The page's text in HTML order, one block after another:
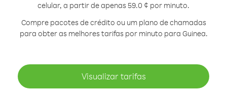
celular, a partir de apenas 59.0 ¢ por minuto.
Compre pacotes de crédito ou um plano de chamadas
para obter as melhores tarifas por minuto para Guinea.
Visualizar tarifas